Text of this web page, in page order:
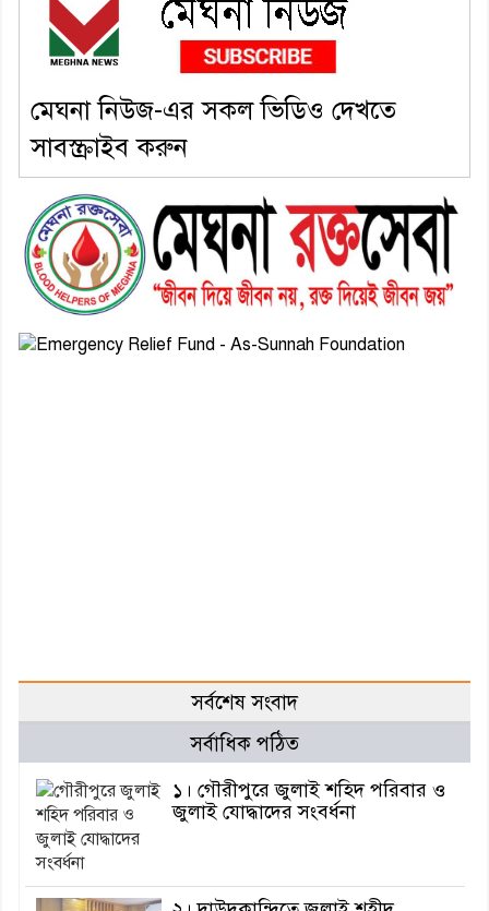
মেঘনা নিউজ-এর সকল ভিডিও দেখতে
সাবস্ক্রাইব করুন
সর্বশেষ সংবাদ
সর্বাধিক পঠিত
১। গৌরীপুরে জুলাই শহিদ পরিবার ও
জুলাই যোদ্ধাদের সংবর্ধনা